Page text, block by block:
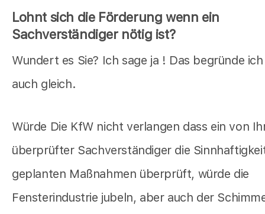
Lohnt sich die Förderung wenn ein
Sachverständiger nötig ist?
Wundert es Sie? Ich sage ja ! Das begründe
auch gleich.
Würde Die KfW nicht verlangen dass ein von
überprüfter Sachverständiger die
geplanten Maßnahmen überprüft, würde die
Fensterindustrie jubeln, aber auch der